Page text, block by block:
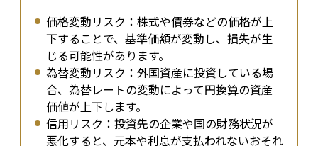
価格変動リスク：株式や債券などの価格が上
下することで、基準価額が変動し、損失が生
じる可能性があります。
為替変動リスク：外国資産に投資している場
合、為替レートの変動によって円換算の資産
価値が上下します。
信用リスク：投資先の企業や国の財務状況が
悪化すると、元本や利息が支払われないおそれ